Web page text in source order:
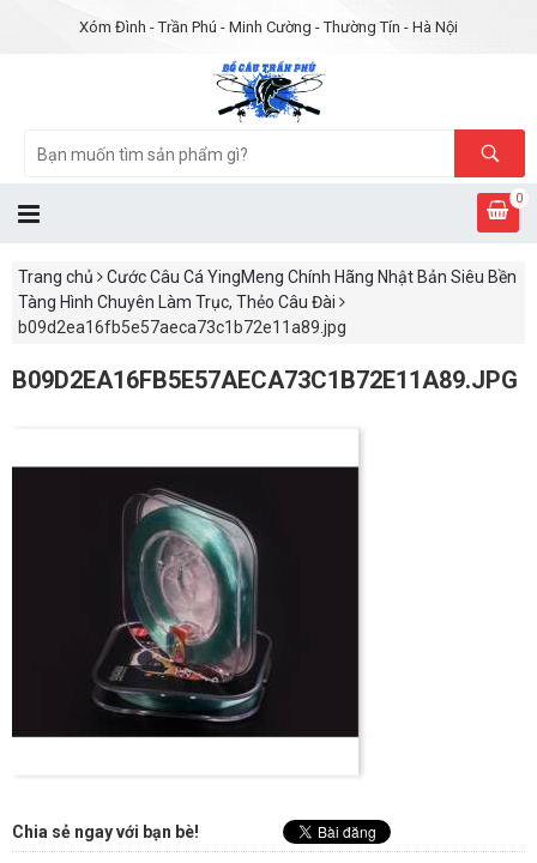
Xóm Đình - Trần Phú - Minh Cường - Thường Tín - Hà Nội
0
Trang chủ
Cước Câu Cá YingMeng Chính Hãng Nhật Bản Siêu Bền
Tàng Hình Chuyên Làm Trục, Thẻo Câu Đài
b09d2ea16fb5e57aeca73c1b72e11a89.jpg
B09D2EA16FB5E57AECA73C1B72E11A89.JPG
Chia sẻ ngay với bạn bè!